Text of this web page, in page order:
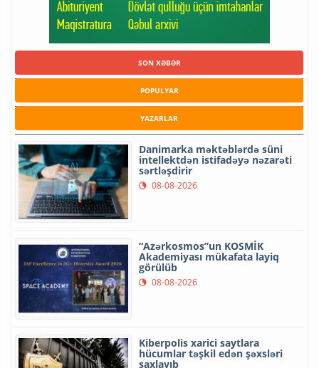
SON XƏBƏR
POPULYAR
YAZARLAR
Danimarka məktəblərdə süni
intellektdən istifadəyə nəzarəti
sərtləşdirir
08-08-2026
“Azərkosmos”un KOSMİK
Akademiyası mükafata layiq
görülüb
08-08-2026
Kiberpolis xarici saytlara
hücumlar təşkil edən şəxsləri
saxlayıb